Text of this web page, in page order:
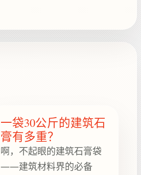
一袋30公斤的建筑石
膏有多重？
啊，不起眼的建筑石膏袋
——建筑材料界的必备